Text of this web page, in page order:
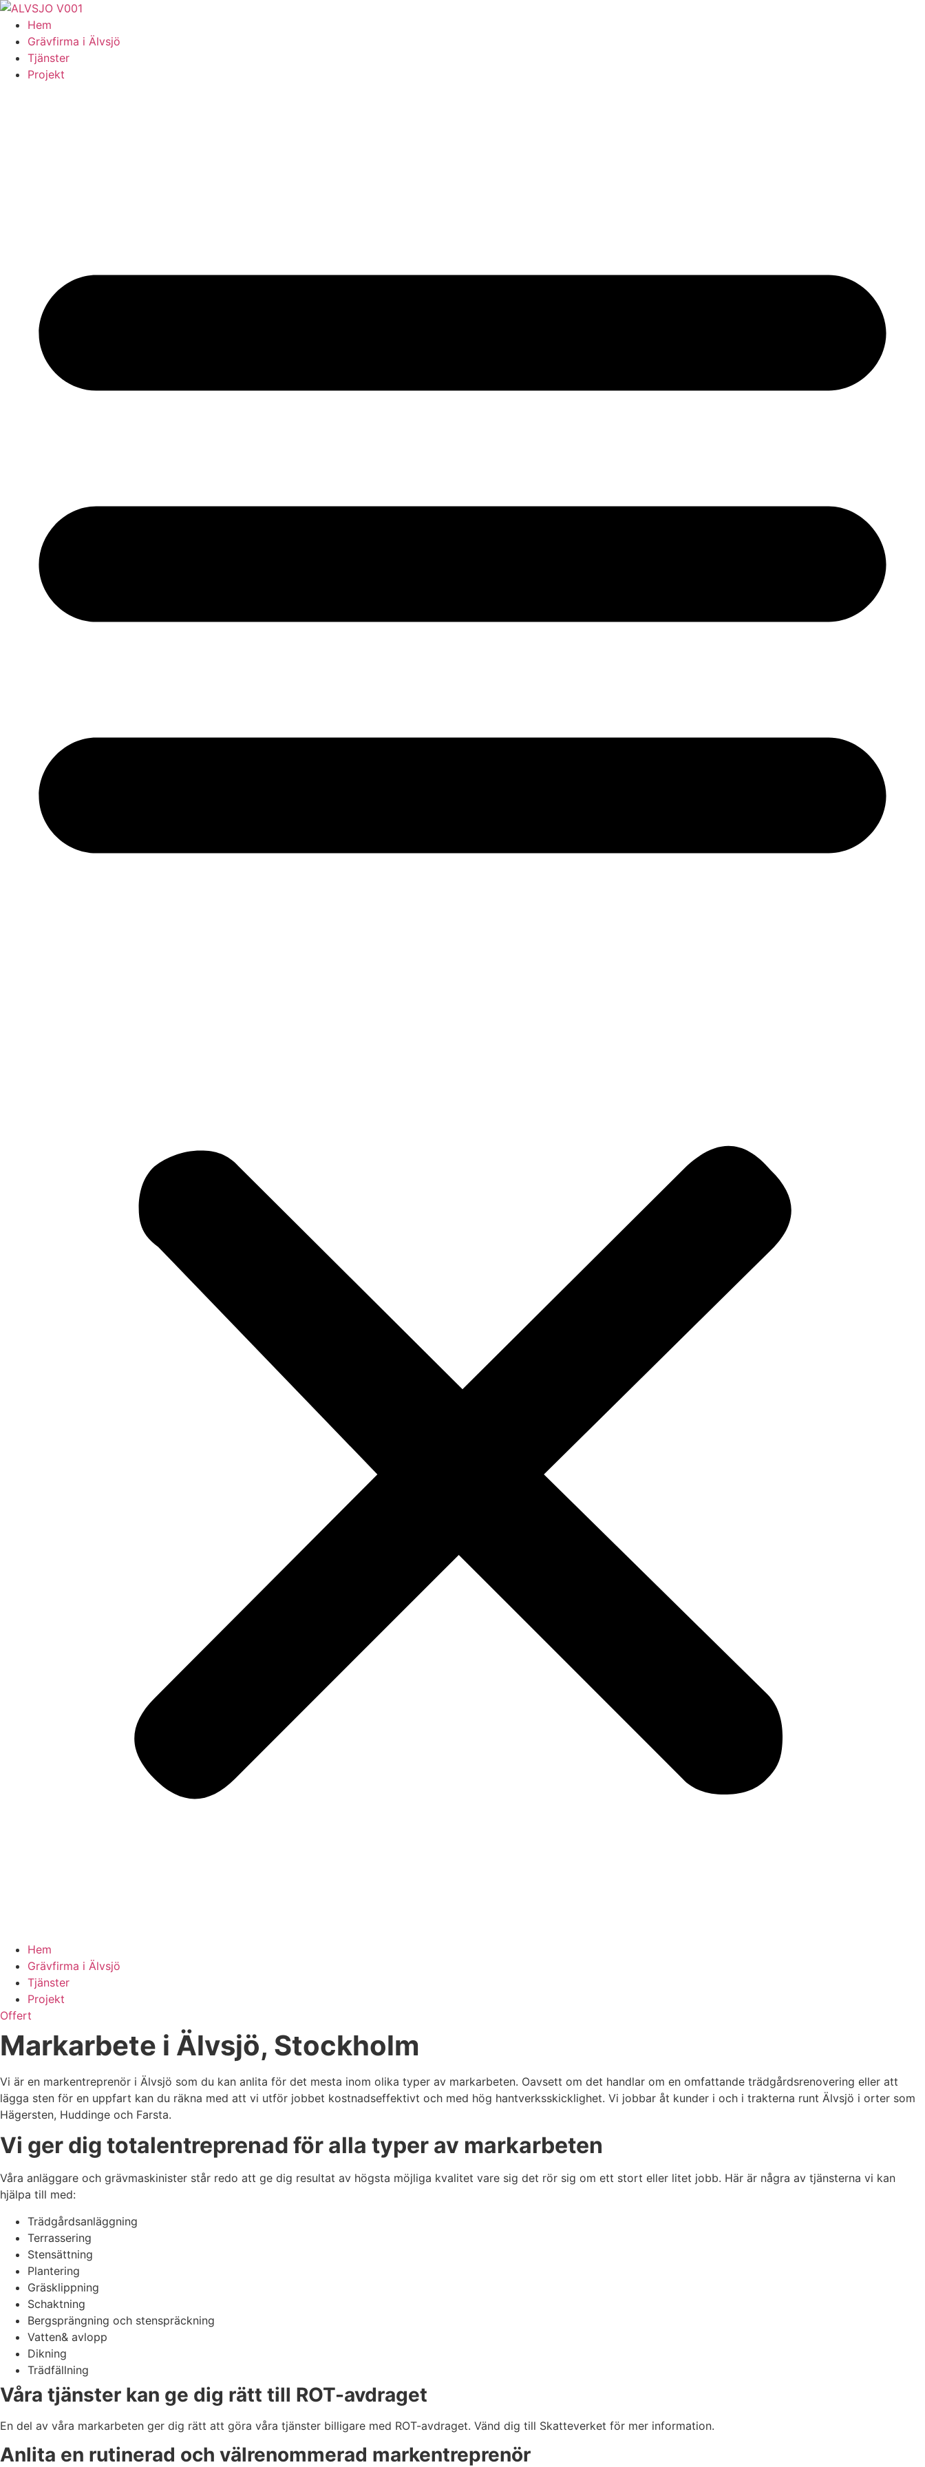
Skip
content
Hem
Grävfirma i Älvsjö
Tjänster
Projekt
Hem
Grävfirma i Älvsjö
Tjänster
Projekt
Offert
Markarbete i Älvsjö, Stockholm
Vi är en markentreprenör i Älvsjö som du kan anlita för det mesta inom olika typer av markarbeten. Oavsett om det handlar om en omfattande trädgårdsrenovering eller att
lägga sten för en uppfart kan du räkna med att vi utför jobbet kostnadseffektivt och med hög hantverksskicklighet. Vi jobbar åt kunder i och i trakterna runt Älvsjö i orter som
Hägersten, Huddinge och Farsta.
Vi ger dig totalentreprenad för alla typer av markarbeten
Våra anläggare och grävmaskinister står redo att ge dig resultat av högsta möjliga kvalitet vare sig det rör sig om ett stort eller litet jobb. Här är några av tjänsterna vi kan
hjälpa till med:
Trädgårdsanläggning
Terrassering
Stensättning
Plantering
Gräsklippning
Schaktning
Bergsprängning och stenspräckning
Vatten& avlopp
Dikning
Trädfällning
Våra tjänster kan ge dig rätt till ROT-avdraget
En del av våra markarbeten ger dig rätt att göra våra tjänster billigare med ROT-avdraget. Vänd dig till Skatteverket för mer information.
Anlita en rutinerad och välrenommerad markentreprenör